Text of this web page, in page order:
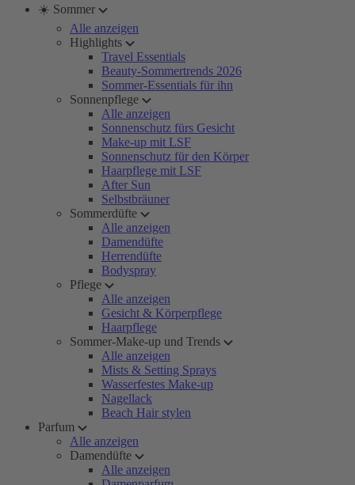
☀️ Sommer
Alle anzeigen
Highlights
Travel Essentials
Beauty-Sommertrends 2026
Sommer-Essentials für ihn
Sonnenpflege
Alle anzeigen
Sonnenschutz fürs Gesicht
Make-up mit LSF
Sonnenschutz für den Körper
Haarpflege mit LSF
After Sun
Selbstbräuner
Sommerdüfte
Alle anzeigen
Damendüfte
Herrendüfte
Bodyspray
Pflege
Alle anzeigen
Gesicht & Körperpflege
Haarpflege
Sommer-Make-up und Trends
Alle anzeigen
Mists & Setting Sprays
Wasserfestes Make-up
Nagellack
Beach Hair stylen
Parfum
Alle anzeigen
Damendüfte
Alle anzeigen